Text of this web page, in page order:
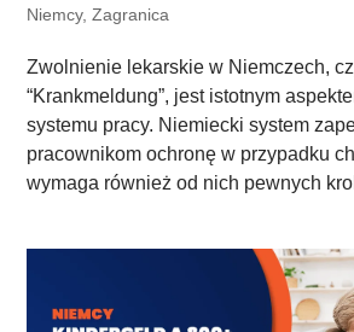
Niemcy,Zagranica
Zwolnienie lekarskie w Niemczech,
“Krankmeldung”, jest istotnym
systemu pracy. Niemiecki system
pracownikom ochronę w przypadku
wymaga również od nich pewnych